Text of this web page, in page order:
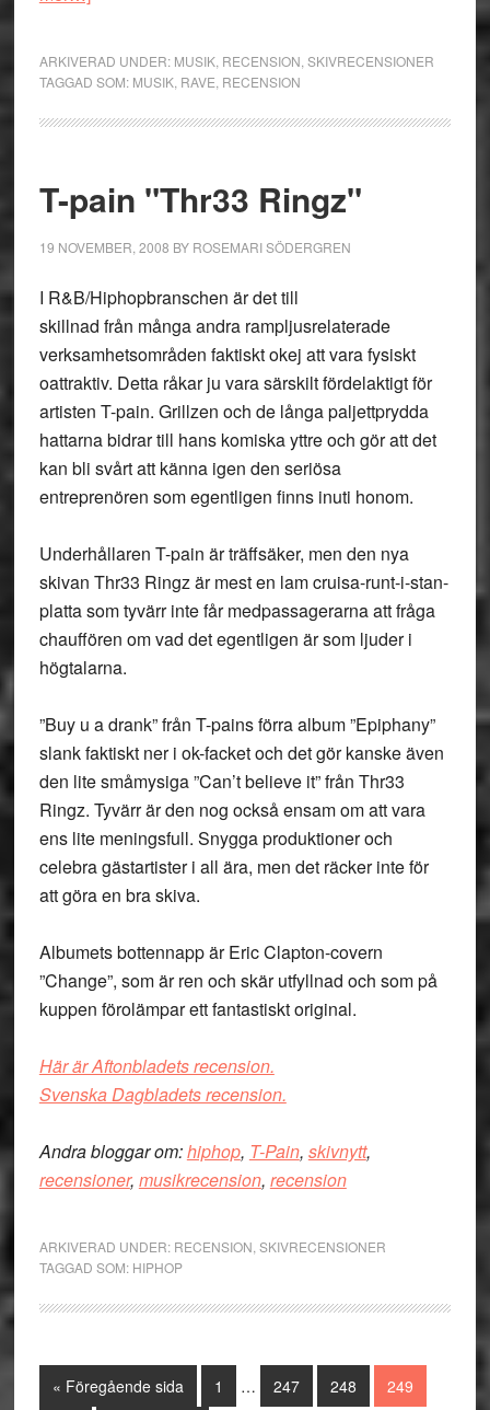
”Invaders
Die”
ARKIVERAD UNDER: MUSIK, RECENSION SKIVRECENSIONER
TAGGAD SOM: MUSIK, RAVE RECENSION
T-pain "Thr33 Ringz"
19 NOVEMBER, 2008 BY ROSEMARI SÖDERGREN
I R&B/Hiphopbranschen är det till
skillnad från många andra rampljusrelaterade
verksamhetsområden faktiskt okej att vara fysiskt
oattraktiv. Detta råkar ju vara särskilt fördelaktigt för
artisten T-pain. Grillzen och de långa paljettprydda
hattarna bidrar till hans komiska yttre och gör att det
kan bli svårt att känna igen den seriösa
entreprenören som egentligen finns inuti honom.
Underhållaren T-pain är träffsäker, men den nya
skivan Thr33 Ringz är mest en lam cruisa-runt-i-stan-
platta som tyvärr inte får medpassagerarna att fråga
chauffören om vad det egentligen är som ljuder i
högtalarna.
”Buy u a drank” från T-pains förra album ”Epiphany”
slank faktiskt ner i ok-facket och det gör kanske även
den lite småmysiga ”Can’t believe it” från Thr33
Ringz. Tyvärr är den nog också ensam om att vara
ens lite meningsfull. Snygga produktioner och
celebra gästartister i all ära, men det räcker inte för
att göra en bra skiva.
Albumets bottennapp är Eric Clapton-covern
”Change”, som är ren och skär utfyllnad och som på
kuppen förolämpar ett fantastiskt original.
Här är Aftonbladets recension.
Svenska Dagbladets recension.
Andra bloggar om:hiphop, T-Pain, skivnytt,
recensioner, musikrecension, recension
ARKIVERAD UNDER: RECENSION SKIVRECENSIONER
TAGGAD SOM: HIPHOP
« Go
Föregående sida Sida
1
Interimistiska
… Sida
247 Sida
248 Sida
249